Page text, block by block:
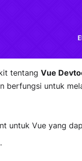
tentang Vue
berfungsi untuk
untuk Vue yang
.